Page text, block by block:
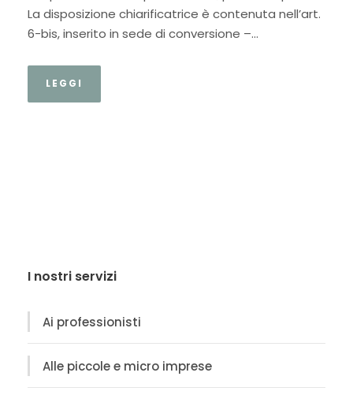
La disposizione chiarificatrice è contenuta nell’art.
6-bis, inserito in sede di conversione –...
LEGGI
I nostri servizi
Ai professionisti
Alle piccole e micro imprese